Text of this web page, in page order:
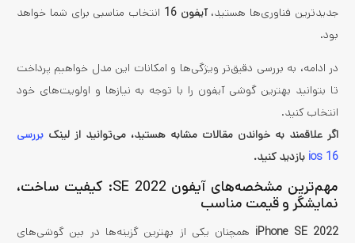
جدیدترین فناوری‌ها هستید،آیفون 16
انتخاب مناسبی برای شما خواهد
بود.
در ادامه، به بررسی دقیق‌تر ویژگی‌ها و امکانات این مدل خواهیم پرداخت
تا بتوانید بهترین گوشی آیفون را با توجه به نیازها و اولویت‌های خود
انتخاب کنید.
اگر علاقمند به خواندن مقالات مشابه هستید، می‌توانید از لینک بررسی
ios 16 بازدید کنید.
مهم‌ترین مشخصه‌های آیفون SE 2022: کیفیت ساخت،
نمایشگر و قیمت مناسب
iPhone SE 2022 همچنان یکی از بهترین گزینه‌ها در بین گوشی‌های